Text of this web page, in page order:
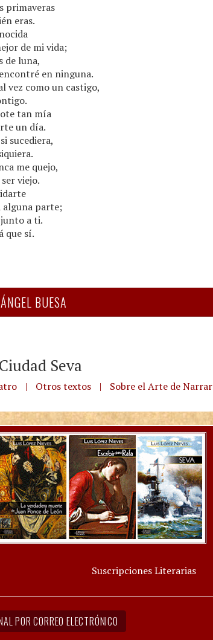
primaveras
eras.
de mi vida;
de luna,
en ninguna.
vez como un castigo,
tan mía
un día.
sucediera,
me quejo,
viejo.
alguna parte;
a ti.
que sí.
BUESA
Seva
| Otros textos | Sobre el Arte de Narrar
Suscripciones Literarias
POR CORREO ELECTRÓNICO